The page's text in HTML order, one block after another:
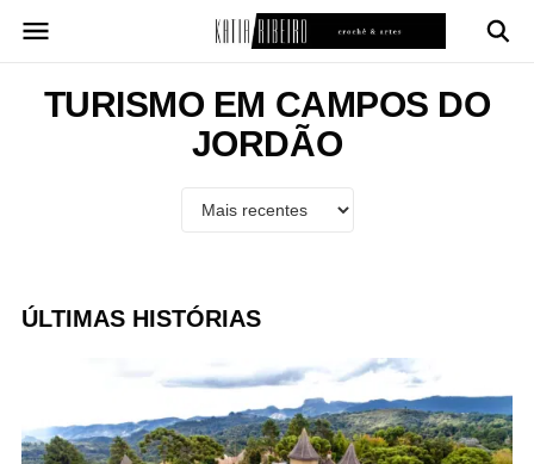
para
conteúdoTURISMO EM CAMPOS DO
JORDÃO
ÚLTIMAS HISTÓRIAS